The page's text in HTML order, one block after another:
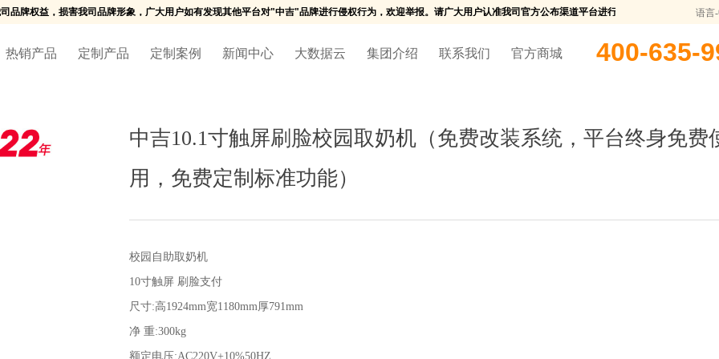
热销产品 定制产品 定制案例 新闻中心 大数据云 集团介绍 联系我们 官方商城
益，损害我司品牌形象，广大用户如有发现其他平台对"中吉"品牌进行侵权行为，欢迎举报。请广大用户认准我司官方公布渠道平台进行购买，我司将对任何未授权
语言
400-635-
中吉10.1寸触屏刷脸校园取奶机（免费改装系统，平台终身免费
用，免费定制标准功能）
校园自助取奶机
10寸触屏 刷脸支付
尺寸:高1924mm宽1180mm厚791mm
净 重:300kg
额定电压:AC220V+10%50HZ